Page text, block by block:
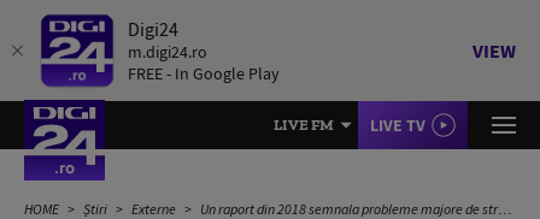
Digi24
m.digi24.ro
FREE - In Google Play
VIEW
LIVE FM LIVE TV
HOME Știri Externe Un raport din 2018 semnala probleme majore de structură la clădirea de 12 etaje din Miami. Nimic nu indica însă un risc de prăbușire